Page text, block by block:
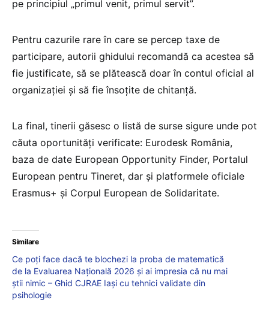
pe principiul „primul venit, primul servit”.
Pentru cazurile rare în care se percep taxe de
participare, autorii ghidului recomandă ca acestea să
fie justificate, să se plătească doar în contul oficial al
organizației și să fie însoțite de chitanță.
La final, tinerii găsesc o listă de surse sigure unde pot
căuta oportunități verificate: Eurodesk România,
baza de date European Opportunity Finder, Portalul
European pentru Tineret, dar și platformele oficiale
Erasmus+ și Corpul European de Solidaritate.
Similare
Ce poți face dacă te blochezi la proba de matematică
de la Evaluarea Națională 2026 și ai impresia că nu mai
știi nimic – Ghid CJRAE Iași cu tehnici validate din
psihologie